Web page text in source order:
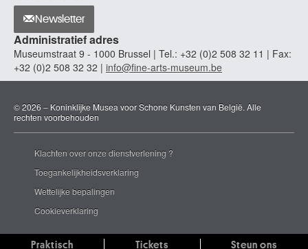
Newsletter
Administratief adres
Museumstraat 9 - 1000 Brussel | Tel.: +32 (0)2 508 32 11 | Fax:
+32 (0)2 508 32 32 | info@fine-arts-museum.be
© 2026 – Koninklijke Musea voor Schone Kunsten van België. Alle
rechten voorbehouden
Klachten over onze dienstverlening ?
Toegankelijkheidsverklaring
Wettelijke bepalingen
Cookieverklaring
Praktisch Tickets Steun ons